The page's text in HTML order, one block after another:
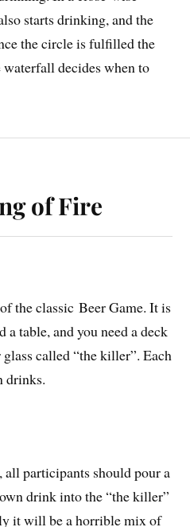
starts drinking, and the
the circle is fulfilled the
decides when to
of Fire
the classic Beer Game. It is
a table, and you need a deck
called “the killer”. Each
drinks.
all participants should pour a
drink into the “the killer”
it will be a horrible mix of